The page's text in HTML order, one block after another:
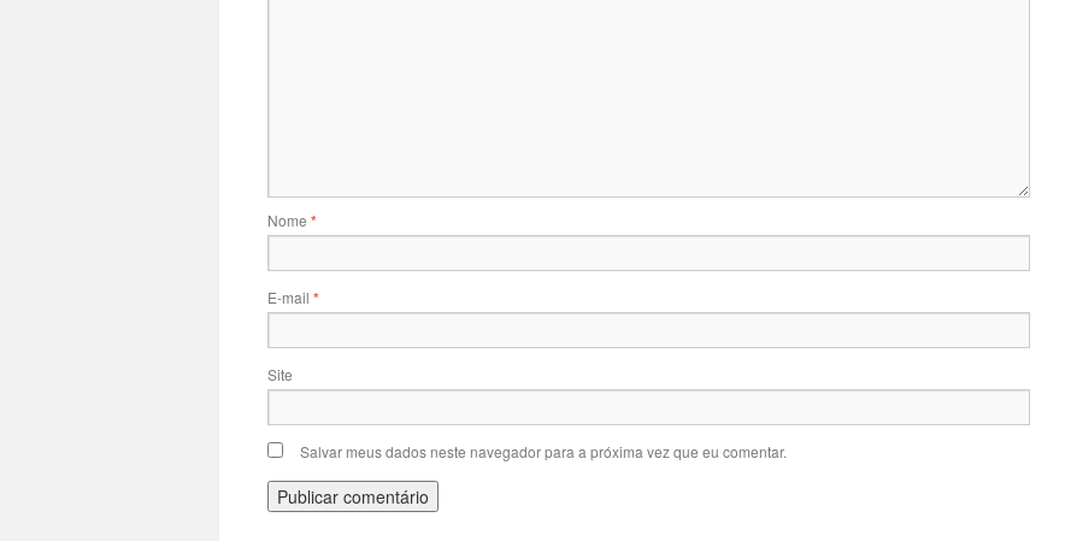
Nome *
E-mail *
Site
Salvar meus dados neste navegador para a próxima vez que eu comentar.